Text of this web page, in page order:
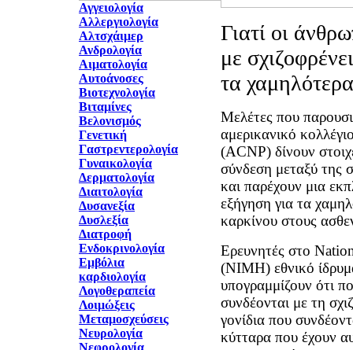
Αγγειολογία
Αλλεργιολογία
Αλτσχάιμερ
Ανδρολογία
Αιματολογία
Αυτοάνοσες
Βιοτεχνολογία
Βιταμίνες
Βελονισμός
Γενετική
Γαστρεντερολογία
Γυναικολογία
Δερματολογία
Διαιτολογία
Δυσανεξία
Δυσλεξία
Διατροφή
Ενδοκρινολογία
Εμβόλια
καρδιολογία
Λογοθεραπεία
Λοιμώξεις
Μεταμοσχεύσεις
Νευρολογία
Νεφρολογία
Γιατί οι
με
τα
Μελέτες που
αμερικανικό
(ACNP) δίνουν
σύνδεση μεταξύ της
και παρέχουν μια
εξήγηση για τα
καρκίνου στους
Eρευνητές στο
(NIMH) εθνικό
υπογραμμίζουν ότι
συνδέονται με τη
γονίδια που
κύτταρα που έχουν